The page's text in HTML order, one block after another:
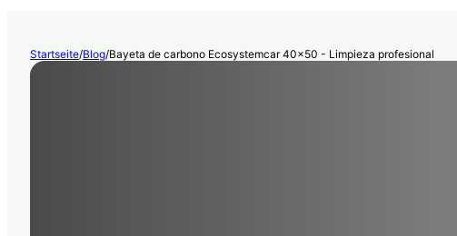
Startseite/Blog/Bayeta de carbono Ecosystemcar 40x50 - Limpieza profesional